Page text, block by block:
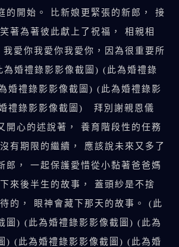
的開始。 比新娘更緊張的新郎， 接
著為著彼此獻上了祝福， 相親相
愛你我愛你我愛你，因為很重要所
為婚禮錄影影像截圖) (此為婚禮錄
婚禮錄影影像截圖) (此為婚禮錄影
禮錄影影像截圖) 拜別謝親恩儀
開心的述說著， 養育階段性的任務
有期限的繼續， 應該說未來又多了
郎， 一起保護愛惜從小黏著爸爸媽
來後半生的故事， 蓋頭紗是不捨
的， 眼神會藏下那天的故事。 (此
圖) (此為婚禮錄影影像截圖) (此為
) (此為婚禮錄影影像截圖) (此為婚